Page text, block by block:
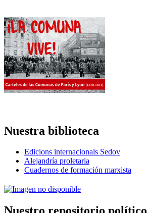
Nuestra biblioteca
Edicions internacionals Sedov
Alejandría proletaria
Cuadernos de formación marxista